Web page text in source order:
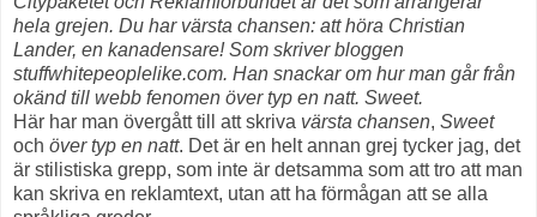
hela grejen. Du har värsta chansen: att höra Christian
Lander, en kanadensare! Som skriver bloggen
stuffwhitepeoplelike.com. Han snackar om hur man går från
okänd till webb fenomen över typ en natt. Sweet.
Här har man övergått till att skriva värsta chansen, Sweet
och över typ en natt. Det är en helt annan grej tycker jag, det
är stilistiska grepp, som inte är detsamma som att tro att man
kan skriva en reklamtext, utan att ha förmågan att se alla